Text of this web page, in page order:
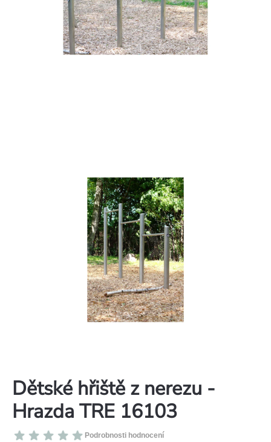
Dětské hřiště z nerezu -
Hrazda TRE 16103
Průměrné
Podrobnosti hodnocení